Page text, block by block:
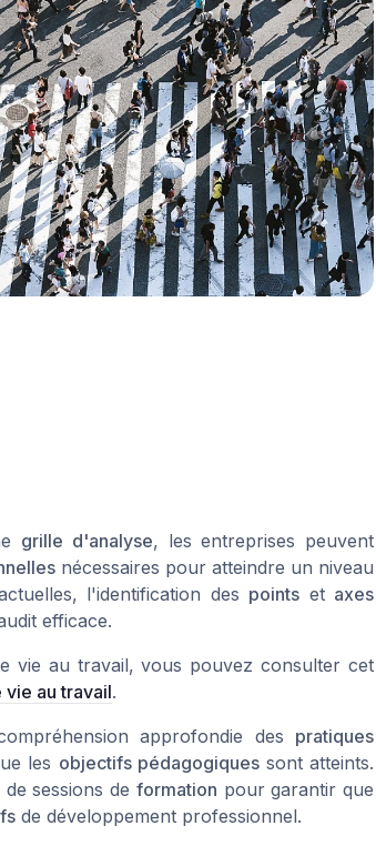
grille d'analyse, les entreprises peuvent
nécessaires pour atteindre un niveau
l'identification des points et axes
efficace.
vie au travail, vous pouvez consulter cet
au travail.
approfondie des pratiques
les objectifs pédagogiquessont atteints.
sessions de formation pour garantir que
de développement professionnel.